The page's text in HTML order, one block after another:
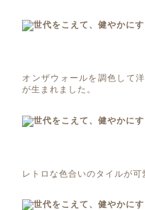
オンザウォールを調色して
が生まれました。
レトロな色合いのタイルが可